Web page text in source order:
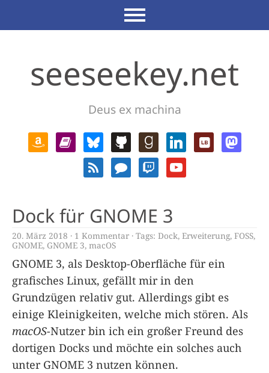
seeseekey.net
Deus ex machina
Dock für GNOME 3
20. März 2018 1 Kommentar Tags: Dock, Erweiterung, FOSS,
GNOME, GNOME 3, macOS
GNOME 3, als Desktop-Oberfläche für ein
grafisches Linux, gefällt mir in den
Grundzügen relativ gut. Allerdings gibt es
einige Kleinigkeiten, welche mich stören. Als
macOS-Nutzer bin ich ein großer Freund des
dortigen Docks und möchte ein solches auch
unter GNOME 3 nutzen können.